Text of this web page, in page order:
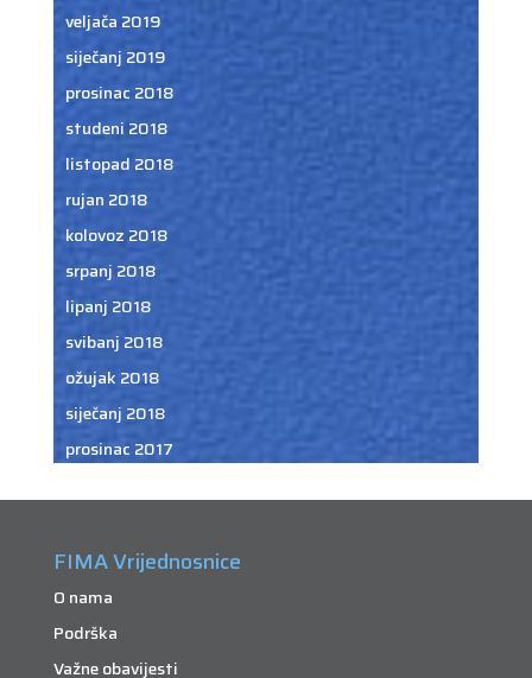
veljača 2019
siječanj 2019
prosinac 2018
studeni 2018
listopad 2018
rujan 2018
kolovoz 2018
srpanj 2018
lipanj 2018
svibanj 2018
ožujak 2018
siječanj 2018
prosinac 2017
FIMA Vrijednosnice
O nama
Podrška
Važne obavijesti